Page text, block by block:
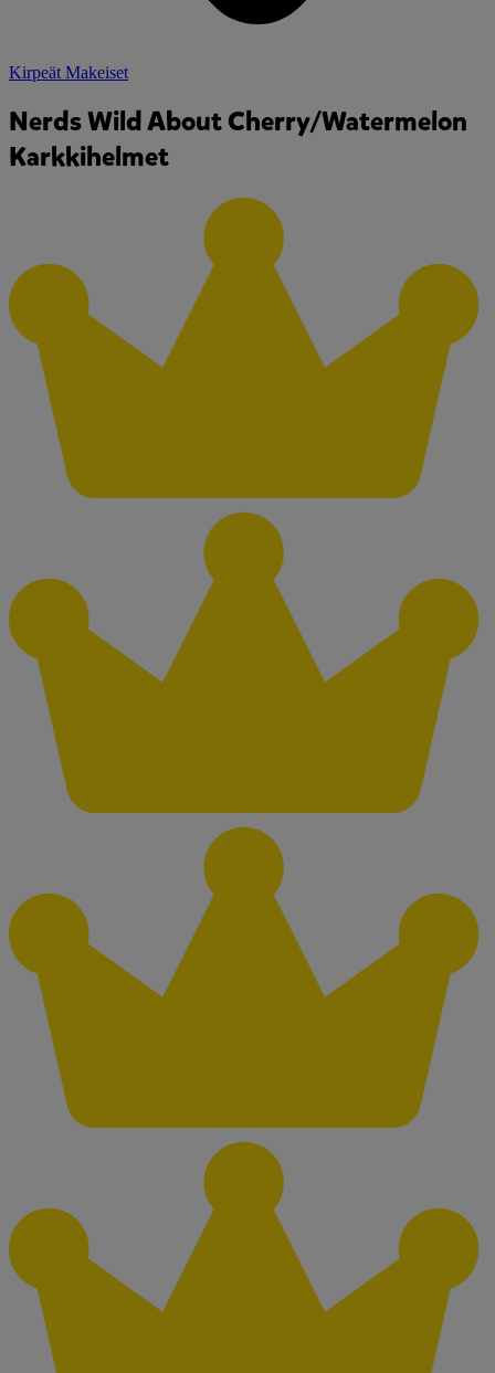
Kirpeät Makeiset
Nerds Wild About Cherry/Watermelon
Karkkihelmet